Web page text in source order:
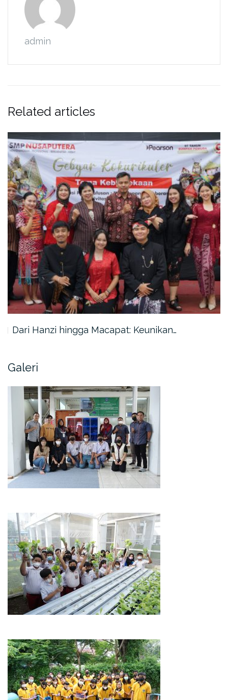
admin
Related articles
Dari Hanzi hingga Macapat: Keunikan…
Galeri